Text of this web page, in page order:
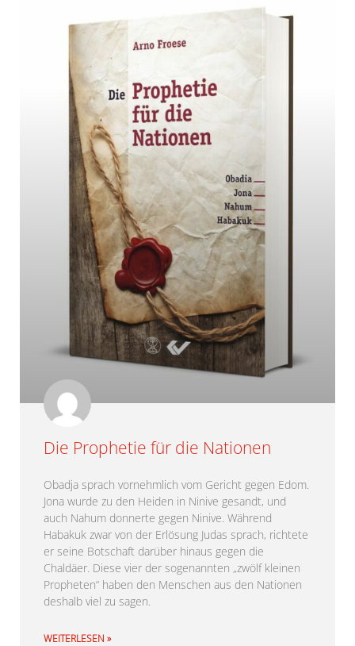
Die Prophetie für die Nationen
Obadja sprach vornehmlich vom Gericht gegen Edom.
Jona wurde zu den Heiden in Ninive gesandt, und
auch Nahum donnerte gegen Ninive. Während
Habakuk zwar von der Erlösung Judas sprach, richtete
er seine Botschaft darüber hinaus gegen die
Chaldäer. Diese vier der sogenannten „zwölf kleinen
Propheten“ haben den Menschen aus den Nationen
deshalb viel zu sagen.
WEITERLESEN »